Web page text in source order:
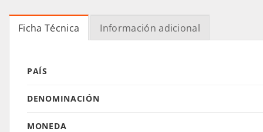
Ficha Técnica Información adicional
PAÍS
DENOMINACIÓN
MONEDA